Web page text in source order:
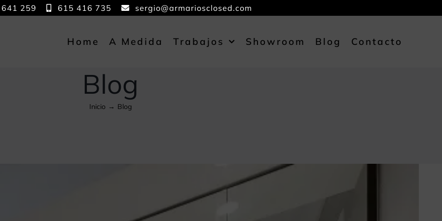
259 615 416 735 sergio@armariosclosed.com
Home A Medida Trabajos Showroom Blog Contacto
Blog
Inicio Blog